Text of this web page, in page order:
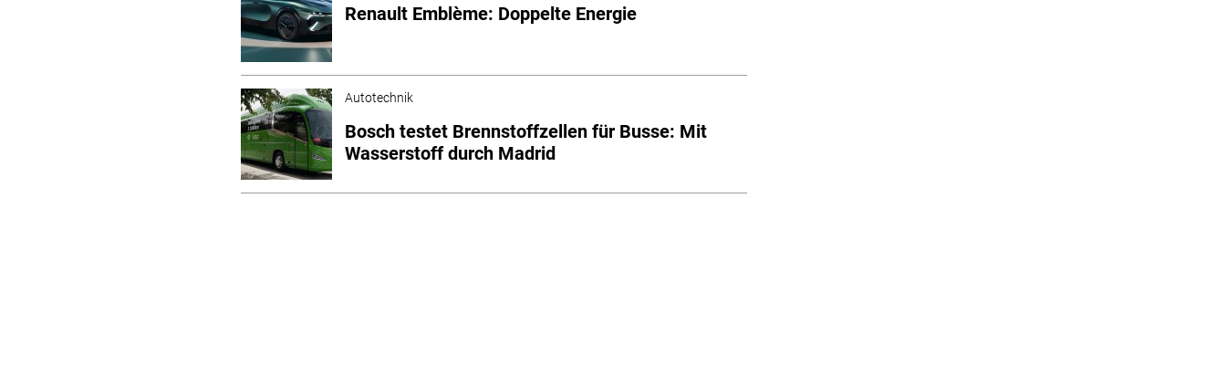
Renault Emblème: Doppelte Energie
Autotechnik
Bosch testet Brennstoffzellen für Busse: Mit
Wasserstoff durch Madrid